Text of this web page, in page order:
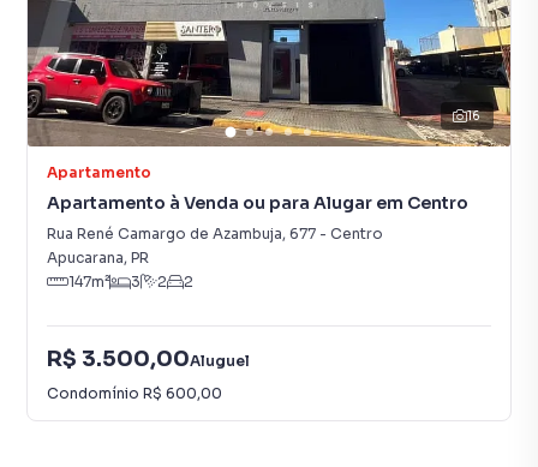
16
Apartamento
Apartamento à Venda ou para Alugar em Centro
Rua René Camargo de Azambuja, 677 - Centro
Apucarana, PR
147m² 3 2 2
R$ 3.500,00Aluguel
Condomínio R$ 600,00